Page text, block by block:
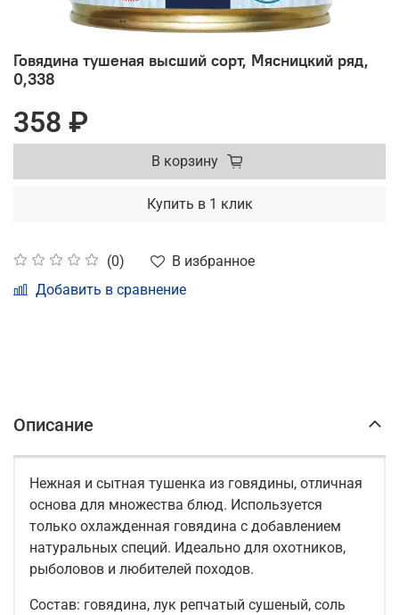
Говядина тушеная высший сорт, Мясницкий ряд,
0,338
(0)
В избранное
Добавить в сравнение
358 ₽
В корзину
Купить в 1 клик
Описание
Нежная и сытная тушенка из говядины, отличная
основа для множества блюд. Используется
только охлажденная говядина с добавлением
натуральных специй. Идеально для охотников,
рыболовов и любителей походов.
Состав: говядина, лук репчатый сушеный, соль